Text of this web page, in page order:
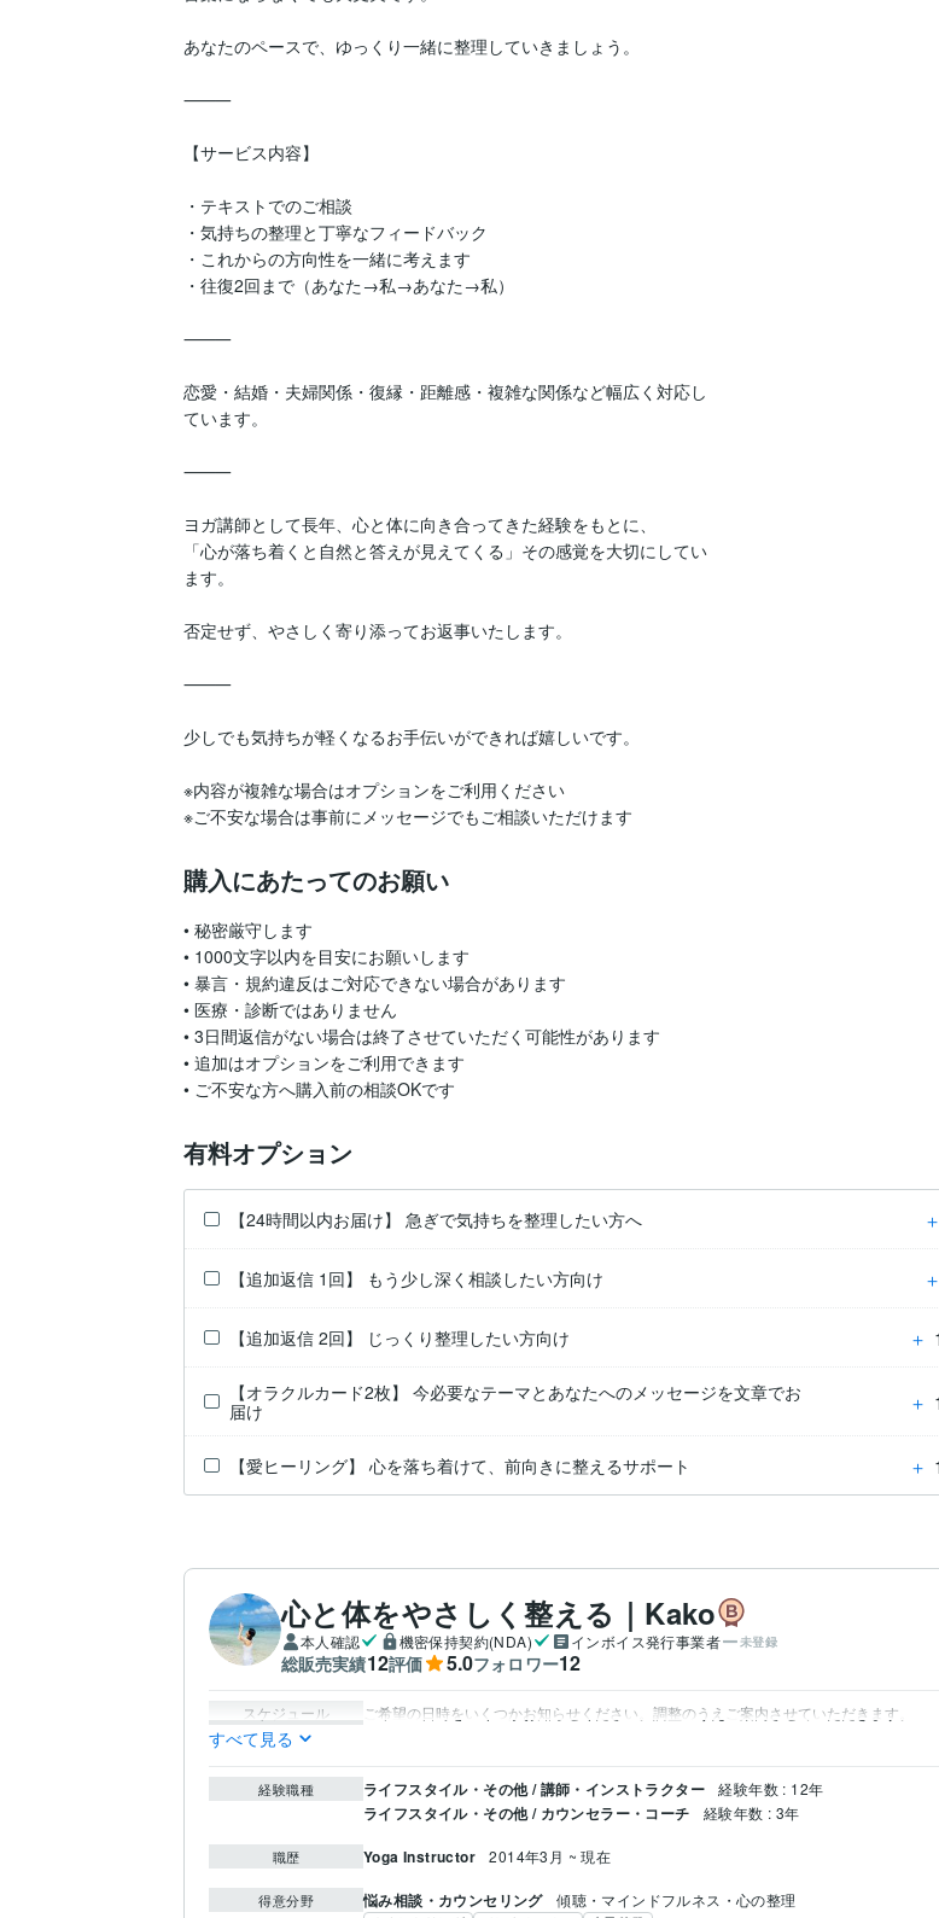
あなたのペースで、ゆっくり一緒に整理していきましょう。
⸻
【サービス内容】
・テキストでのご相談
・気持ちの整理と丁寧なフィードバック
・これからの方向性を一緒に考えます
・往復2回まで（あなた→私→あなた→私）
⸻
恋愛・結婚・夫婦関係・復縁・距離感・複雑な関係など幅広く対応し
ています。
⸻
ヨガ講師として長年、心と体に向き合ってきた経験をもとに、
「心が落ち着くと自然と答えが見えてくる」その感覚を大切にしてい
ます。
否定せず、やさしく寄り添ってお返事いたします。
⸻
少しでも気持ちが軽くなるお手伝いができれば嬉しいです。
※内容が複雑な場合はオプションをご利用ください
※ご不安な場合は事前にメッセージでもご相談いただけます
購入にあたってのお願い
• 秘密厳守します
• 1000文字以内を目安にお願いします
• 暴言・規約違反はご対応できない場合があります
• 医療・診断ではありません
• 3日間返信がない場合は終了させていただく可能性があります
• 追加はオプションをご利用できます
• ご不安な方へ購入前の相談OKです
有料オプション
【24時間以内お届け】 急ぎで気持ちを整理したい方へ ＋
【追加返信 1回】 もう少し深く相談したい方向け ＋
【追加返信 2回】 じっくり整理したい方向け ＋
【オラクルカード2枚】 今必要なテーマとあなたへのメッセージを文章でお
届け
＋
【愛ヒーリング】 心を落ち着けて、前向きに整えるサポート ＋
心と体をやさしく整える｜Kako
本人確認 機密保持契約(NDA) インボイス発行事業者 未登録
総販売実績12評価 5.0フォロワー12
スケジュール ご希望の日時をいくつかお知らせください。調整のうえご案内させていただきます。
すべて見る
経験職種 ライフスタイル・その他 / 講師・インストラクター 経験年数 : 12年
ライフスタイル・その他 / カウンセラー・コーチ 経験年数 : 3年
職歴 Yoga Instructor 2014年3月 ~ 現在
得意分野 悩み相談・カウンセリング 傾聴・マインドフルネス・心の整理